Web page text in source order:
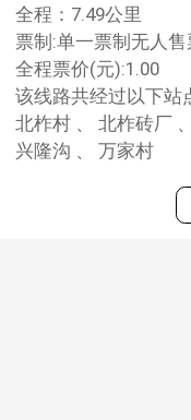
全程：7.49公里
票制:单一票制无人售
全程票价(元):1.00
该线路共经过以下站
北柞村 、 北柞砖厂 、 东柞树 、 一三四中 、 孙家屯 、
兴隆沟 、 万家村